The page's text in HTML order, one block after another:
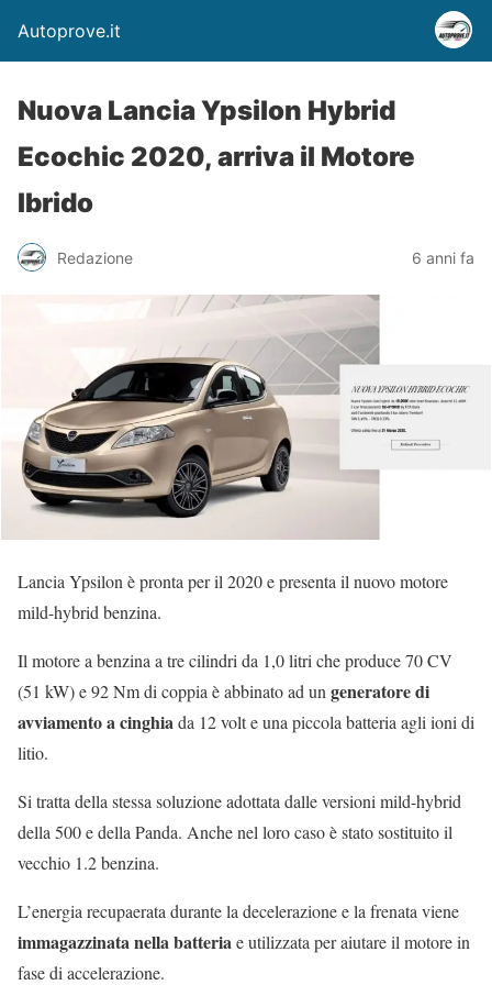
Autoprove.it
Nuova Lancia Ypsilon Hybrid
Ecochic 2020, arriva il Motore
Ibrido
Redazione 6 anni fa
Lancia Ypsilon è pronta per il 2020 e presenta il nuovo motore
mild-hybrid benzina.
Il motore a benzina a tre cilindri da 1,0 litri che produce 70 CV
(51 kW) e 92 Nm di coppia è abbinato ad ungeneratore di
avviamento a cinghiada 12 volt e una piccola batteria agli ioni di
litio.
Si tratta della stessa soluzione adottata dalle versioni mild-hybrid
della 500 e della Panda. Anche nel loro caso è stato sostituito il
vecchio 1.2 benzina.
L’energia recupaerata durante la decelerazione e la frenata viene
immagazzinata nella batteriae utilizzata per aiutare il motore in
fase di accelerazione.